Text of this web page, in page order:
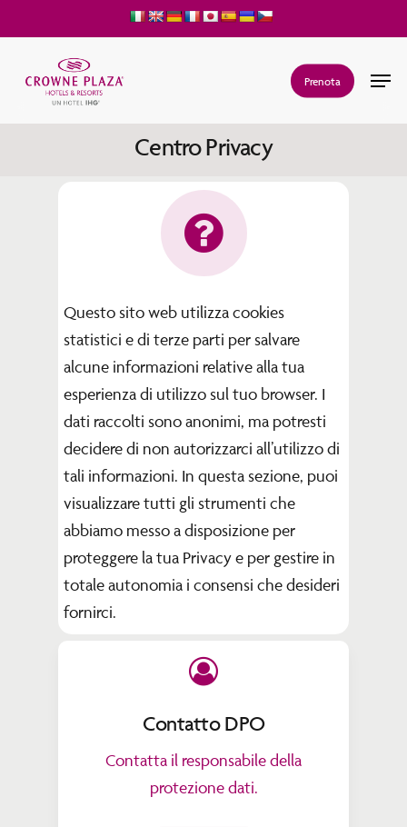
to
content
Prenota
Menu
Centro Privacy
Questo sito web utilizza cookies
statistici e di terze parti per salvare
alcune informazioni relative alla tua
esperienza di utilizzo sul tuo browser. I
dati raccolti sono anonimi, ma potresti
decidere di non autorizzarci all’utilizzo di
tali informazioni. In questa sezione, puoi
visualizzare tutti gli strumenti che
abbiamo messo a disposizione per
proteggere la tua Privacy e per gestire in
totale autonomia i consensi che desideri
fornirci.
Contatto DPO
Contatta il responsabile della
protezione dati.